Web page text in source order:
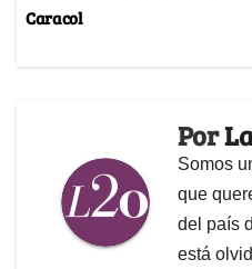
Caracol
Por
Somos
que
del país
está